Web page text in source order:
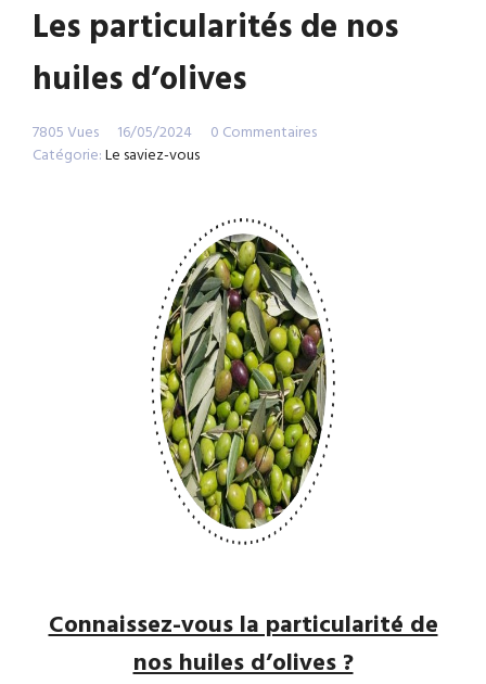
Les particularités de nos
huiles d’olives
7805 Vues 16/05/2024
0 Commentaires
Catégorie:Le saviez-vous
Connaissez-vous la particularité de
nos huiles d’olives ?